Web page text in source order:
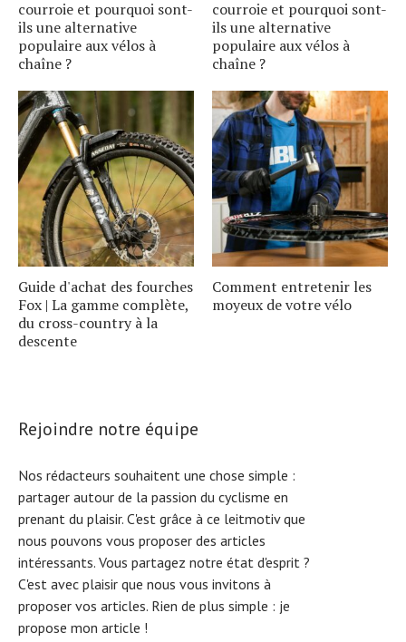
courroie et pourquoi sont-
ils une alternative
populaire aux vélos à
chaîne ?
courroie et pourquoi sont-
ils une alternative
populaire aux vélos à
chaîne ?
Guide d'achat des fourches
Fox | La gamme complète,
du cross-country à la
descente
Comment entretenir les
moyeux de votre vélo
Rejoindre notre équipe
Nos rédacteurs souhaitent une chose simple :
partager autour de la passion du cyclisme en
prenant du plaisir. C'est grâce à ce leitmotiv que
nous pouvons vous proposer des articles
intéressants. Vous partagez notre état d'esprit ?
C'est avec plaisir que nous vous invitons à
proposer vos articles. Rien de plus simple : je
propose mon article !